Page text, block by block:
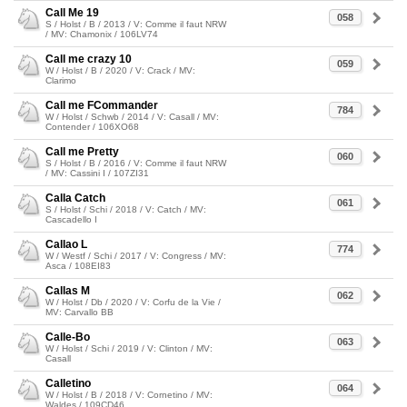
058
Call Me 19
S / Holst / B / 2013 / V: Comme il faut NRW
/ MV: Chamonix / 106LV74
059
Call me crazy 10
W / Holst / B / 2020 / V: Crack / MV:
Clarimo
784
Call me FCommander
W / Holst / Schwb / 2014 / V: Casall / MV:
Contender / 106XO68
060
Call me Pretty
S / Holst / B / 2016 / V: Comme il faut NRW
/ MV: Cassini I / 107ZI31
061
Calla Catch
S / Holst / Schi / 2018 / V: Catch / MV:
Cascadello I
774
Callao L
W / Westf / Schi / 2017 / V: Congress / MV:
Asca / 108EI83
062
Callas M
W / Holst / Db / 2020 / V: Corfu de la Vie /
MV: Carvallo BB
063
Calle-Bo
W / Holst / Schi / 2019 / V: Clinton / MV:
Casall
064
Calletino
W / Holst / B / 2018 / V: Cornetino / MV:
Waldes / 109CD46